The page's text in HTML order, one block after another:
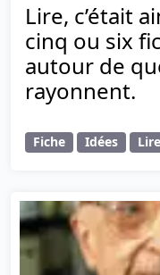
Lire, c’était
cinq ou six
autour de
rayonnent.
Fiche Idées Lire